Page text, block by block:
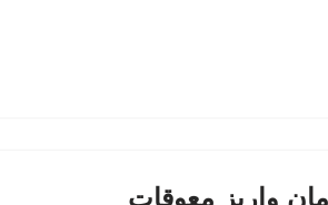
واریز معوقات